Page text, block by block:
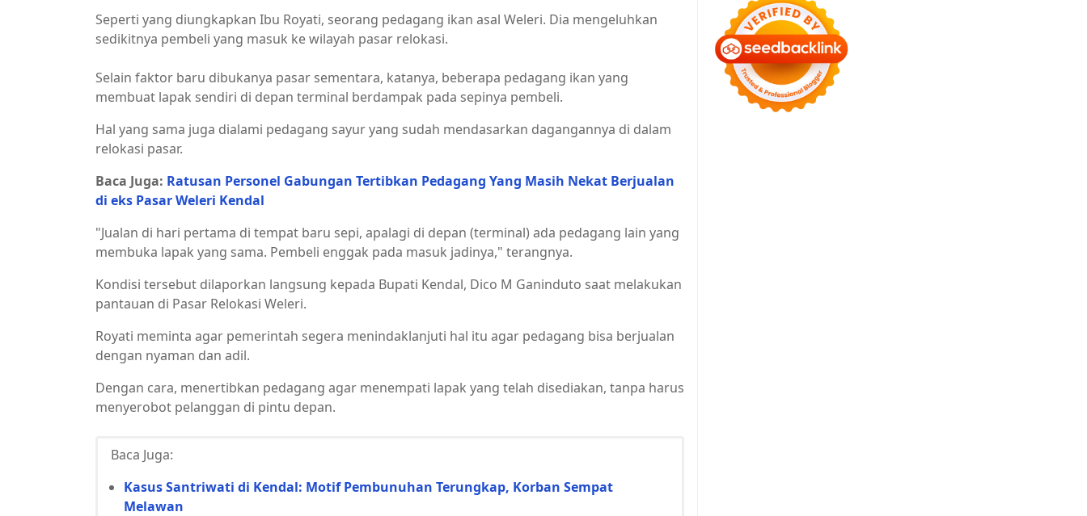
Seperti yang diungkapkan Ibu Royati, seorang pedagang ikan asal Weleri. Dia mengeluhkan
sedikitnya pembeli yang masuk ke wilayah pasar relokasi.
Selain faktor baru dibukanya pasar sementara, katanya, beberapa pedagang ikan yang
membuat lapak sendiri di depan terminal berdampak pada sepinya pembeli.
Hal yang sama juga dialami pedagang sayur yang sudah mendasarkan dagangannya di dalam
relokasi pasar.
Baca Juga: Ratusan Personel Gabungan Tertibkan Pedagang Yang Masih Nekat Berjualan
di eks Pasar Weleri Kendal
"Jualan di hari pertama di tempat baru sepi, apalagi di depan (terminal) ada pedagang lain yang
membuka lapak yang sama. Pembeli enggak pada masuk jadinya," terangnya.
Kondisi tersebut dilaporkan langsung kepada Bupati Kendal, Dico M Ganinduto saat melakukan
pantauan di Pasar Relokasi Weleri.
Royati meminta agar pemerintah segera menindaklanjuti hal itu agar pedagang bisa berjualan
dengan nyaman dan adil.
Dengan cara, menertibkan pedagang agar menempati lapak yang telah disediakan, tanpa harus
menyerobot pelanggan di pintu depan.
Baca Juga:
Kasus Santriwati di Kendal: Motif Pembunuhan Terungkap, Korban Sempat
Melawan